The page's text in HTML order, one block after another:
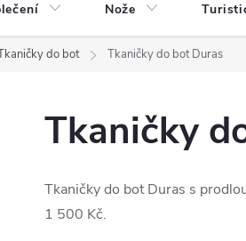
Nože
do bot Tkaničky do bot Duras
Tkaničky
Tkaničky do bot Duras s
1 500 Kč.